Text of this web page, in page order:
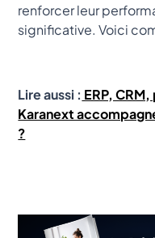
renforcer leur
significative. Voici
Lire aussi : ERP,
Karanext
?